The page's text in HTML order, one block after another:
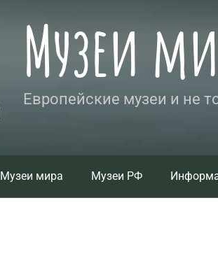
Музеи
Европейские музеи и не
Музеи мира Музеи РФ